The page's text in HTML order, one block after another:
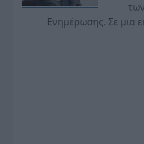
Ενημέρωσης. Σε μια